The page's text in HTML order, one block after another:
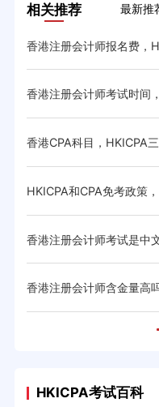
相关推荐 最新推
香港注册会计师报名费，
香港注册会计师考试时间
香港CPA科目，HKICPA
HKICPA和CPA免考政策
香港注册会计师考试是中
香港注册会计师含金量高
HKICPA考试百科